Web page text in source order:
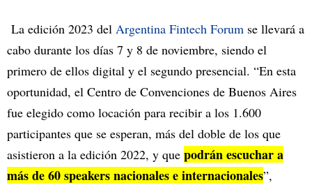
La edición 2023 del Argentina Fintech Forum se llevará a
cabo durante los días 7 y 8 de noviembre, siendo el
primero de ellos digital y el segundo presencial. “En esta
oportunidad, el Centro de Convenciones de Buenos Aires
fue elegido como locación para recibir a los 1.600
participantes que se esperan, más del doble de los que
asistieron a la edición 2022, y que podrán escuchar a
más de 60 speakers nacionales e internacionales”,